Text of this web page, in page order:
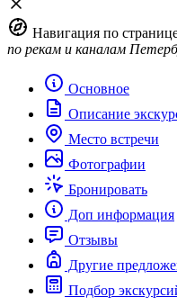
Навигация по
по рекам и каналам
Основное
Описание
Место встречи
Фотографии
Бронировать
Доп информация
Отзывы
Другие
Подбор